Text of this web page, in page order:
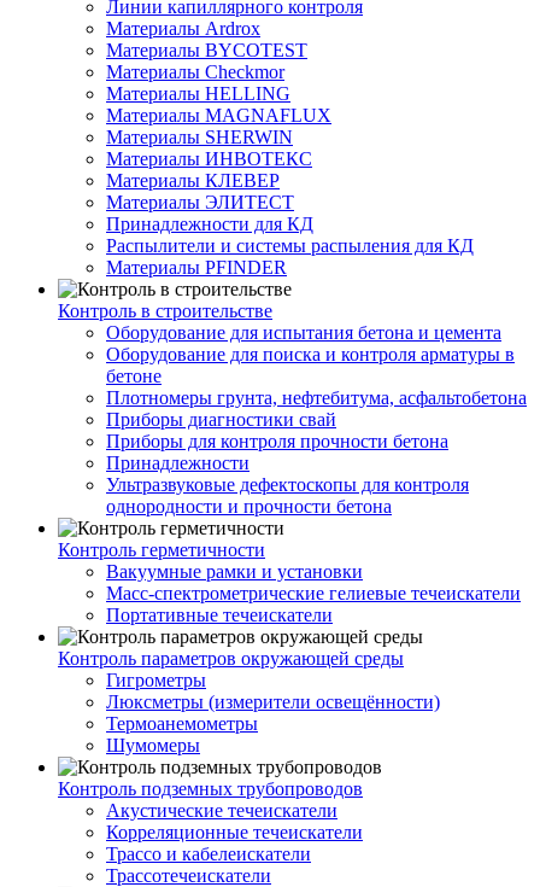
Линии капиллярного контроля
Материалы Ardrox
Материалы BYCOTEST
Материалы Checkmor
Материалы HELLING
Материалы MAGNAFLUX
Материалы SHERWIN
Материалы ИНВОТЕКС
Материалы КЛЕВЕР
Материалы ЭЛИТЕСТ
Принадлежности для КД
Распылители и системы распыления для КД
Материалы PFINDER
Контроль в строительстве
Оборудование для испытания бетона и цемента
Оборудование для поиска и контроля арматуры в
бетоне
Плотномеры грунта, нефтебитума, асфальтобетона
Приборы диагностики свай
Приборы для контроля прочности бетона
Принадлежности
Ультразвуковые дефектоскопы для контроля
однородности и прочности бетона
Контроль герметичности
Вакуумные рамки и установки
Масс-спектрометрические гелиевые течеискатели
Портативные течеискатели
Контроль параметров окружающей среды
Гигрометры
Люксметры (измерители освещённости)
Термоанемометры
Шумомеры
Контроль подземных трубопроводов
Акустические течеискатели
Корреляционные течеискатели
Трассо и кабелеискатели
Трассотечеискатели